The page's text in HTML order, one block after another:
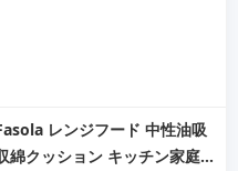
レンジフード 中性油吸
綿クッション キッチン家庭用